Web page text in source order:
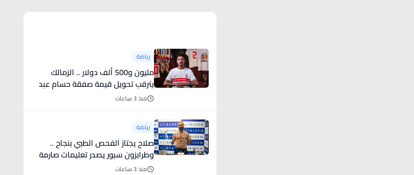
رياضة
مليون و500 ألف دولار .. الزمالك
يترقب تحويل قيمة صفقة حسام عبد
المجيد
منذ 3 ساعات
رياضة
صلاح يجتاز الفحص الطبي بنجاح ..
وطرابزون سبور يصدر تعليمات صارمة
لجماهيره قبل استقبال النجم
منذ 3 ساعات